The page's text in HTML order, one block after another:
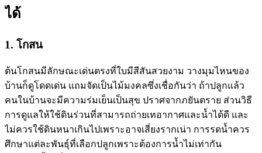
ได้
1. โกสน
ต้นโกสนมีลักษณะเด่นตรงที่ใบมีสีสันสวยงาม วางมุมไหนของ
บ้านก็ดูโดดเด่น แถมจัดเป็นไม้มงคลซึ่งเชื่อกันว่า ถ้าปลูกแล้ว
คนในบ้านจะมีความร่มเย็นเป็นสุข ปราศจากภยันตราย ส่วนวิธี
การดูแลให้ใช้ดินร่วนที่สามารถถ่ายเทอากาศและน้ำได้ดี และ
ไม่ควรใช้ดินหนาเกินไปเพราะอาจเสี่ยงรากเน่า การรดน้ำควร
ศึกษาแต่ละพันธ์ุที่เลือกปลูกเพราะต้องการน้ำไม่เท่ากัน